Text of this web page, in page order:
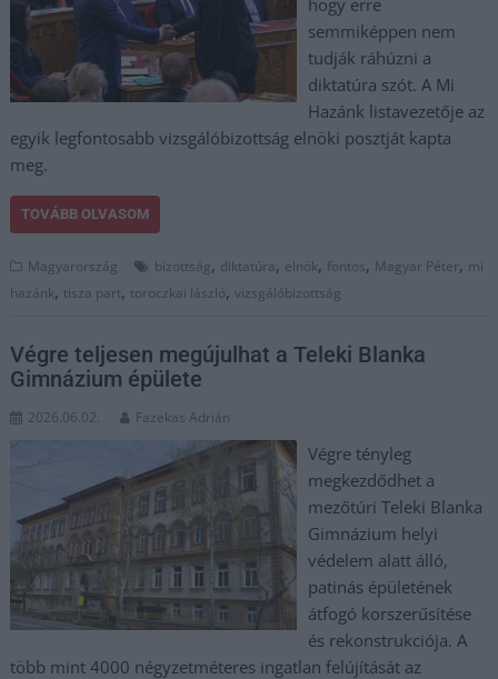
hogy erre
semmiképpen nem
tudják ráhúzni a
diktatúra szót. A Mi
Hazánk listavezetője az
egyik legfontosabb vizsgálóbizottság elnöki posztját kapta
meg.
TOVÁBB OLVASOM
Magyarország bizottság, diktatúra, elnök, fontos, Magyar Péter, mi
hazánk, tisza part, toroczkai lászló,vizsgálóbizottság
Végre teljesen megújulhat a Teleki Blanka
Gimnázium épülete
2026.06.02. Fazekas Adrián
Végre tényleg
megkezdődhet a
mezőtúri Teleki Blanka
Gimnázium helyi
védelem alatt álló,
patinás épületének
átfogó korszerűsítése
és rekonstrukciója. A
több mint 4000 négyzetméteres ingatlan felújítását az